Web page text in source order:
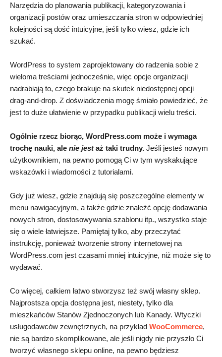
Narzędzia do planowania publikacji, kategoryzowania i
organizacji postów oraz umieszczania stron w odpowiedniej
kolejności są dość intuicyjne, jeśli tylko wiesz, gdzie ich
szukać.
WordPress to system zaprojektowany do radzenia sobie z
wieloma treściami jednocześnie, więc opcje organizacji
nadrabiają to, czego brakuje na skutek niedostępnej opcji
drag-and-drop. Z doświadczenia mogę śmiało powiedzieć, że
jest to duże ułatwienie w przypadku publikacji wielu treści.
Ogólnie rzecz biorąc, WordPress.com może i wymaga
trochę nauki, ale nie jestaż taki trudny. Jeśli jesteś nowym
użytkownikiem, na pewno pomogą Ci w tym wyskakujące
wskazówki i wiadomości z tutorialami.
Gdy już wiesz, gdzie znajdują się poszczególne elementy w
menu nawigacyjnym, a także gdzie znaleźć opcję dodawania
nowych stron, dostosowywania szablonu itp., wszystko staje
się o wiele łatwiejsze. Pamiętaj tylko, aby przeczytać
instrukcję, ponieważ tworzenie strony internetowej na
WordPress.com jest czasami mniej intuicyjne, niż może się to
wydawać.
Co więcej, całkiem łatwo stworzysz też swój własny sklep.
Najprostsza opcja dostępna jest, niestety, tylko dla
mieszkańców Stanów Zjednoczonych lub Kanady. Wtyczki
usługodawców zewnętrznych, na przykład WooCommerce,
nie są bardzo skomplikowane, ale jeśli nigdy nie przyszło Ci
tworzyć własnego sklepu online, na pewno będziesz